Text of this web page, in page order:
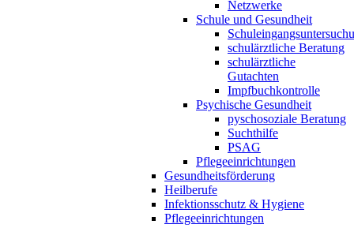
Netzwerke
Schule und Gesundheit
schulärztliche Beratung
schulärztliche
Gutachten
Impfbuchkontrolle
Psychische Gesundheit
pyschosoziale Beratung
Suchthilfe
PSAG
Pflegeeinrichtungen
Gesundheitsförderung
Heilberufe
Infektionsschutz & Hygiene
Pflegeeinrichtungen